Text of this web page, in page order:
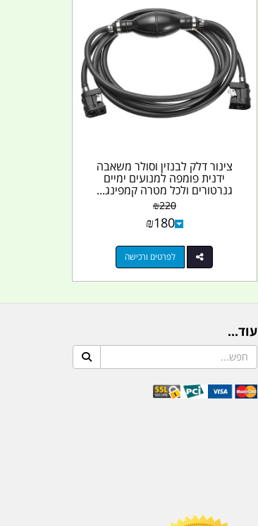
צינור דלק לבנזין וסולר משאבה
ידנית פומפה למנועים ימיים
גנרטורים ולכל מטרה קמפינג...
₪220
₪180
לפרטים ורכישה
עוד...